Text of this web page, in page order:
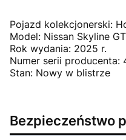
Pojazd kolekcjonerski:
Model: Nissan Skyline
Rok wydania: 2025 r.
Numer serii producenta:
Stan: Nowy w blistrze
Bezpieczeństwo